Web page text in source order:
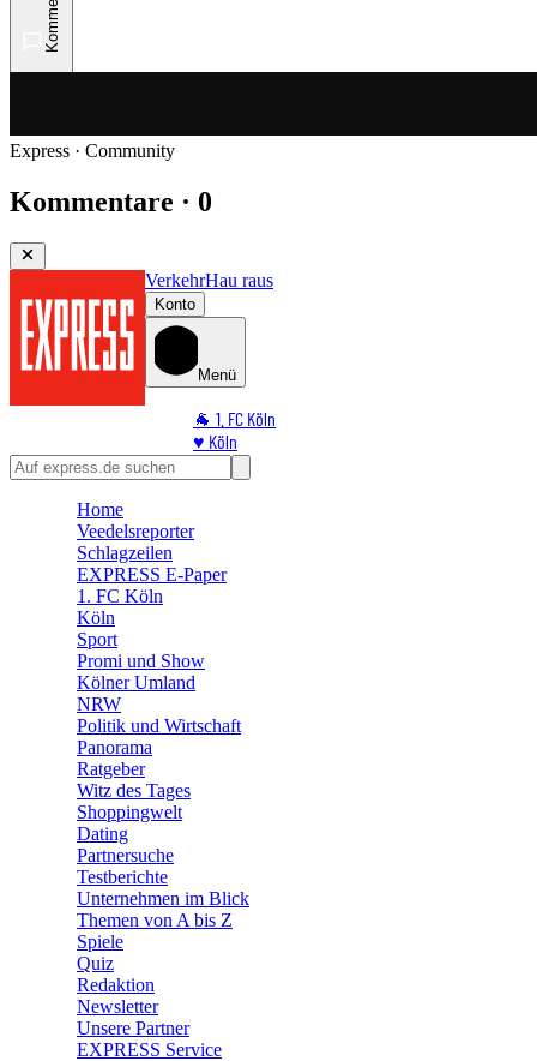
Express · Community
Kommentare · 0
VerkehrHau raus
Konto
Menü
🐐 1. FC Köln
♥️ Köln
⭐ Promi
🛒 Shoppingwelt
Home
Veedelsreporter
Schlagzeilen
EXPRESS E-Paper
1. FC Köln
Köln
Sport
Promi und Show
Kölner Umland
NRW
Politik und Wirtschaft
Panorama
Ratgeber
Witz des Tages
Shoppingwelt
Dating
Partnersuche
Testberichte
Unternehmen im Blick
Themen von A bis Z
Spiele
Quiz
Redaktion
Newsletter
Unsere Partner
EXPRESS Service